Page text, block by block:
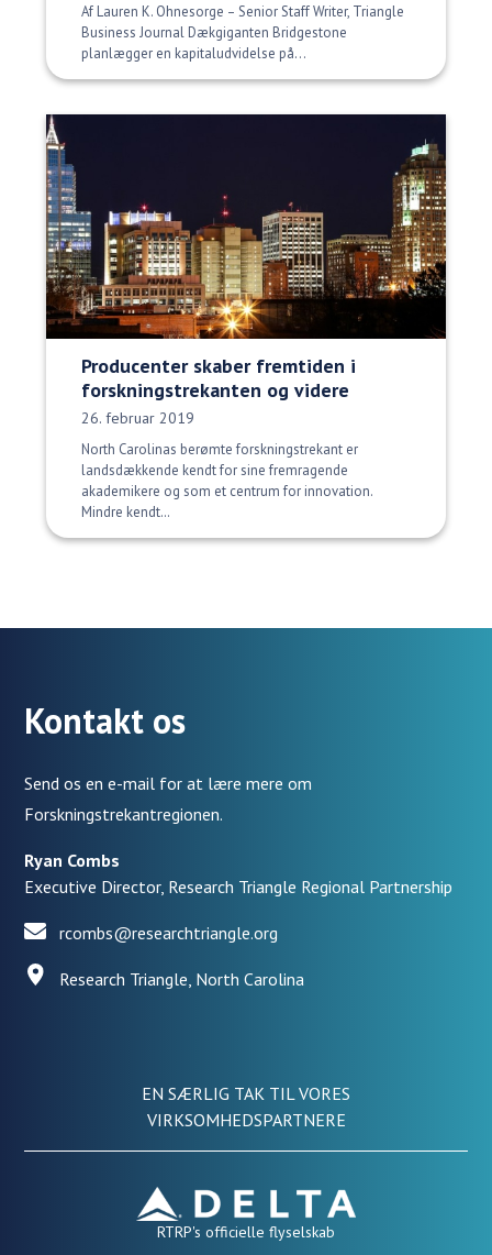
Af Lauren K. Ohnesorge – Senior Staff Writer, Triangle
Business Journal Dækgiganten Bridgestone
planlægger en kapitaludvidelse på...
Producenter skaber fremtiden i
forskningstrekanten og videre
Udgivelsesdato:
26. februar 2019
North Carolinas berømte forskningstrekant er
landsdækkende kendt for sine fremragende
akademikere og som et centrum for innovation.
Mindre kendt…
Kontakt os
Send os en e-mail for at lære mere om
Forskningstrekantregionen.
Ryan Combs
Executive Director, Research Triangle Regional Partnership
rcombs@researchtriangle.org
Research Triangle, North Carolina
EN SÆRLIG TAK TIL VORES
VIRKSOMHEDSPARTNERE
RTRP's officielle flyselskab